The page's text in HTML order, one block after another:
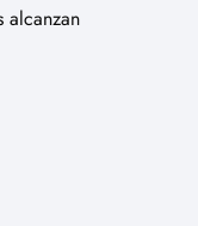
alcanzan